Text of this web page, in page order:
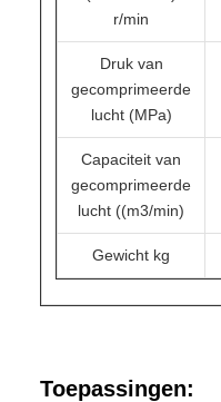
r/min
Druk van
gecomprimeerde
lucht (MPa)
Capaciteit van
gecomprimeerde
lucht ((m3/min)
Gewicht kg
Toepassingen: